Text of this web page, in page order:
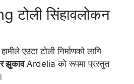
टोली सिंहावलोकन
एउटा टोली निर्माणको लागि
झुकावArdelia को रूपमा प्रस्तुत